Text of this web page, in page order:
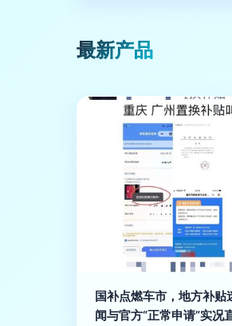
最新产品
国补点燃车市，地方补贴
闻与官方“正常申请”实况